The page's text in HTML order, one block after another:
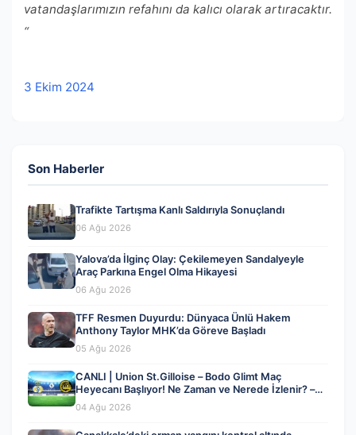
vatandaşlarımızın refahını da kalıcı olarak artıracaktır.
“
3 Ekim 2024
Son Haberler
Trafikte Tartışma Kanlı Saldırıyla Sonuçlandı
06 Ağu 2026
Yalova’da İlginç Olay: Çekilemeyen Sandalyeyle
Araç Parkına Engel Olma Hikayesi
06 Ağu 2026
TFF Resmen Duyurdu: Dünyaca Ünlü Hakem
Anthony Taylor MHK’da Göreve Başladı
05 Ağu 2026
CANLI | Union St.Gilloise – Bodo Glimt Maç
Heyecanı Başlıyor! Ne Zaman ve Nerede İzlenir? –
04 Ağustos 2026
04 Ağu 2026